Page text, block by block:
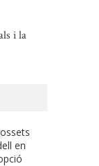
i la
en